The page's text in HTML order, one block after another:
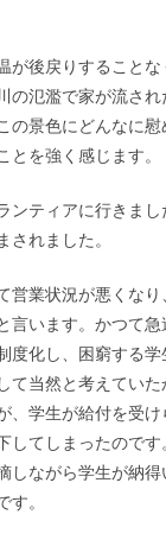
後戻りすること
氾濫で家が流さ
景色にどんなに
を強く感じます。
ティアに行きま
れました。
業状況が悪くな
います。かつて
化し、困窮する
当然と考えてい
学生が給付を受
てしまったので
ながら学生が納
。